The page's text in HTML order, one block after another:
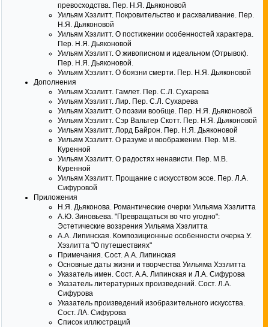
превосходства. Пер. Н.Я. Дьяконовой
Уильям Хэзлитт. Покровительство и расхваливание. Пер.
Н.Я. Дьяконовой
Уильям Хэзлитт. О постижении особенностей характера.
Пер. Н.Я. Дьяконовой
Уильям Хэзлитт. О живописном и идеальном (Отрывок).
Пер. Н.Я. Дьяконовой.
Уильям Хэзлитт. О боязни смерти. Пер. Н.Я. Дьяконовой
Дополнения
Уильям Хэзлитт. Гамлет. Пер. С.Л. Сухарева
Уильям Хэзлитт. Лир. Пер. С.Л. Сухарева
Уильям Хэзлитт. О поэзии вообще. Пер. Н.Я. Дьяконовой
Уильям Хэзлитт. Сэр Вальтер Скотт. Пер. Н.Я. Дьяконовой
Уильям Хэзлитт. Лорд Байрон. Пер. Н.Я. Дьяконовой
Уильям Хэзлитт. О разуме и воображении. Пер. М.В.
Куренной
Уильям Хэзлитт. О радостях ненависти. Пер. М.В.
Куренной
Уильям Хэзлитт. Прощание с искусством эссе. Пер. Л.А.
Сифуровой
Приложения
Н.Я. Дьяконова. Романтические очерки Уильяма Хэзлитта
А.Ю. Зиновьева. "Превращаться во что угодно":
Эстетические воззрения Уильяма Хэзлитта
А.А. Липинская. Композиционные особенности очерка У.
Хэзлитта "О путешествиях"
Примечания. Сост. А.А. Липинская
Основные даты жизни и творчества Уильяма Хэзлитта
Указатель имен. Сост. А.А. Липинская и Л.А. Сифурова
Указатель литературных произведений. Сост. Л.А.
Сифурова
Указатель произведений изобразительного искусства.
Сост. ЛА. Сифурова
Список иллюстраций